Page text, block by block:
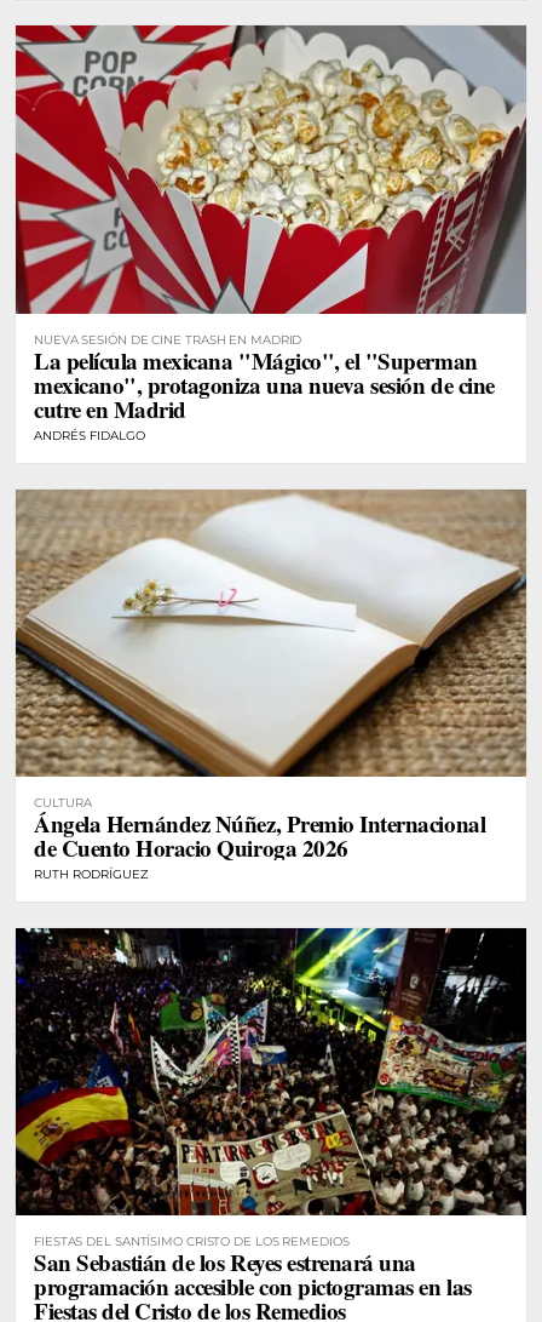
NUEVA SESIÓN DE CINE TRASH EN MADRID
La película mexicana "Mágico", el "Superman
mexicano", protagoniza una nueva sesión de cine
cutre en Madrid
ANDRÉS FIDALGO
CULTURA
Ángela Hernández Núñez, Premio Internacional
de Cuento Horacio Quiroga 2026
RUTH RODRÍGUEZ
FIESTAS DEL SANTÍSIMO CRISTO DE LOS REMEDIOS
San Sebastián de los Reyes estrenará una
programación accesible con pictogramas en las
Fiestas del Cristo de los Remedios